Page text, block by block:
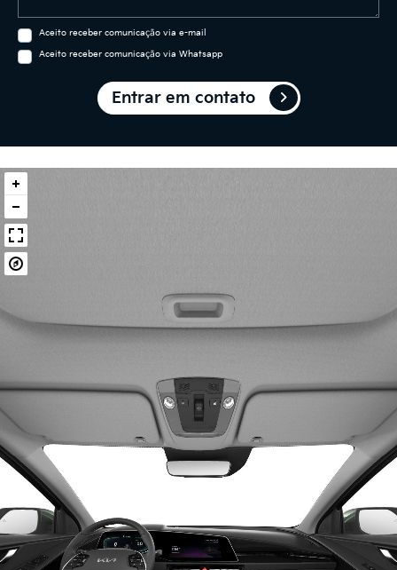
Aceito receber comunicação via e-mail
Aceito receber comunicação via Whatsapp
Entrar em contato